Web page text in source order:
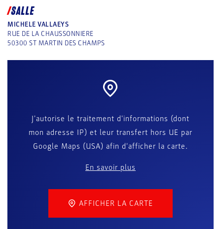
SALLE
MICHELE VALLAEYS
RUE DE LA CHAUSSONNIERE
50300 ST MARTIN DES CHAMPS
J'autorise le traitement d'informations (dont
mon adresse IP) et leur transfert hors UE par
Google Maps (USA) afin d'afficher la carte.
En savoir plus
AFFICHER LA CARTE